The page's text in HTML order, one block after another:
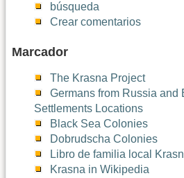
búsqueda
Crear comentarios
Marcador
The Krasna Project
Germans from Russia and
Settlements Locations
Black Sea Colonies
Dobrudscha Colonies
Libro de familia local
Krasna in Wikipedia